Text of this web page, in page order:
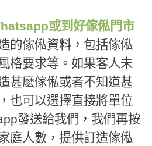
或到好傢俬門市
的傢俬資料，包括傢俬
格要求等。如果客人未
甚麽傢俬或者不知道甚
也可以選擇直接將單位
發送給我們，我們再按
庭人數，提供訂造傢俬